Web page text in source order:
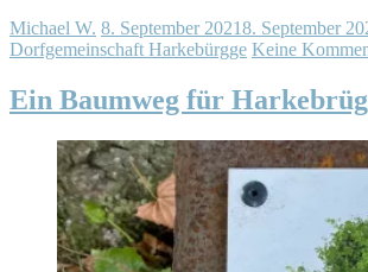
Michael W. 8. September 20218. September
Dorfgemeinschaft Harkebürgge Keine
Ein Baumweg für